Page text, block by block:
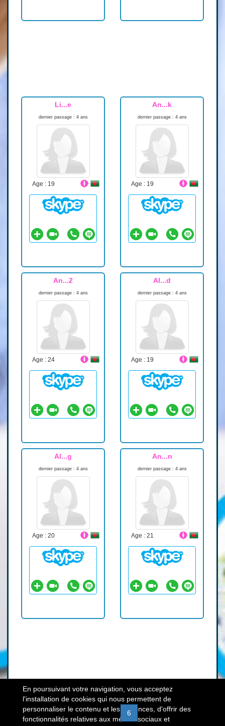
Li...e
dernier passage : 4 ans
Age : 19
An...k
dernier passage : 4 ans
Age : 19
An...2
dernier passage : 4 ans
Age : 24
Al...d
dernier passage : 4 ans
Age : 19
Al...g
dernier passage : 4 ans
Age : 20
An...n
dernier passage : 4 ans
Age : 21
« 1 2 3 4 5 6 7 8 9
En poursuivant votre navigation, vous acceptez
l'installation de cookies qui nous permettent de
personnaliser le contenu et les annonces, d'offrir des
fonctionnalités relatives aux médias sociaux et